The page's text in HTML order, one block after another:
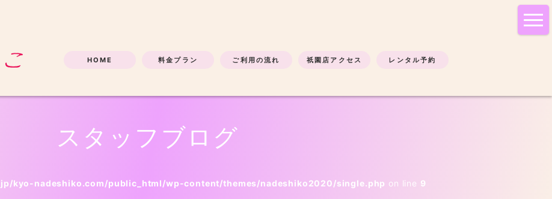
HOME 料金プラン ご利用の流れ 祇園店アクセス レンタル予約
スタッフブログ
kyo-nadeshiko.com/public_html/wp-content/themes/nadeshiko2020/single.php on line 9